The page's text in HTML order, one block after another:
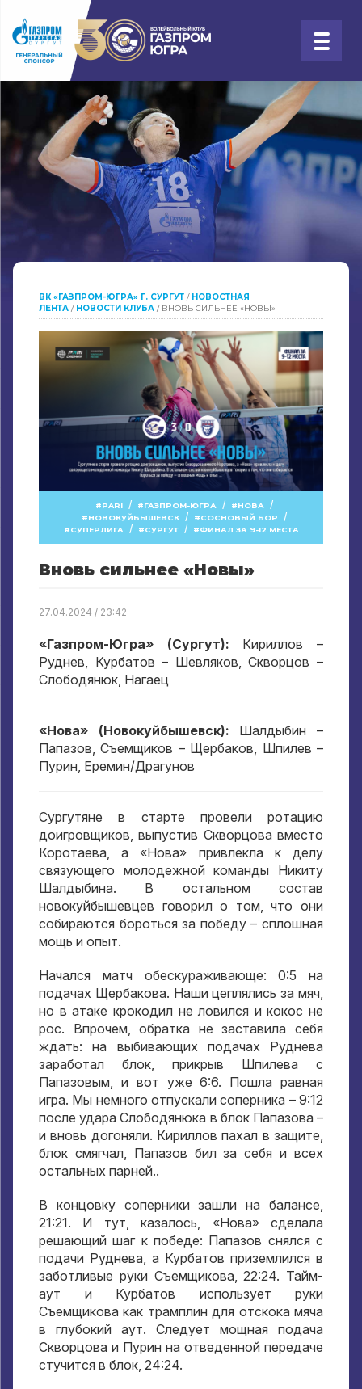
ВК «ГАЗПРОМ-ЮГРА» Г. СУРГУТ / НОВОСТНАЯ
ЛЕНТА / НОВОСТИ КЛУБА / ВНОВЬ СИЛЬНЕЕ «НОВЫ»
PARI / ГАЗПРОМ-ЮГРА / НОВА /
НОВОКУЙБЫШЕВСК / СОСНОВЫЙ БОР /
СУПЕРЛИГА / СУРГУТ / ФИНАЛ ЗА 9-12 МЕСТА
Вновь сильнее «Новы»
27.04.2024 / 23:42
«Газпром-Югра» (Сургут): Кириллов –
Руднев, Курбатов – Шевляков, Скворцов –
Слободянюк, Нагаец
«Нова» (Новокуйбышевск): Шалдыбин –
Папазов, Съемщиков – Щербаков, Шпилев –
Пурин, Еремин/Драгунов
Сургутяне в старте провели ротацию
доигровщиков, выпустив Скворцова вместо
Коротаева, а «Нова» привлекла к делу
связующего молодежной команды Никиту
Шалдыбина. В остальном состав
новокуйбышевцев говорил о том, что они
собираются бороться за победу – сплошная
мощь и опыт.
Начался матч обескураживающе: 0:5 на
подачах Щербакова. Наши цеплялись за мяч,
но в атаке крокодил не ловился и кокос не
рос. Впрочем, обратка не заставила себя
ждать: на выбивающих подачах Руднева
заработал блок, прикрыв Шпилева с
Папазовым, и вот уже 6:6. Пошла равная
игра. Мы немного отпускали соперника – 9:12
после удара Слободянюка в блок Папазова –
и вновь догоняли. Кириллов пахал в защите,
блок смягчал, Папазов бил за себя и всех
остальных парней..
В концовку соперники зашли на балансе,
21:21. И тут, казалось, «Нова» сделала
решающий шаг к победе: Папазов снялся с
подачи Руднева, а Курбатов приземлился в
заботливые руки Съемщикова, 22:24. Тайм-
аут и Курбатов использует руки
Съемщикова как трамплин для отскока мяча
в глубокий аут. Следует мощная подача
Скворцова и Пурин на отведенной передаче
стучится в блок, 24:24.